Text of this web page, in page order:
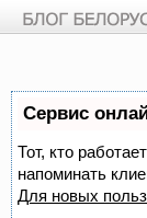
Перейти к
Сервис
Тот, кто
напоминать
Для новых